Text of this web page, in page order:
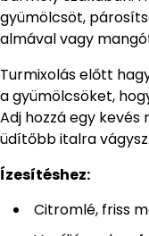
gyümölcsöt,
almával vagy
Turmixolás előtt
a gyümölcsöket,
Adj hozzá egy
üdítőbb italra vágysz.
Ízesítéshez:
Citromlé, friss